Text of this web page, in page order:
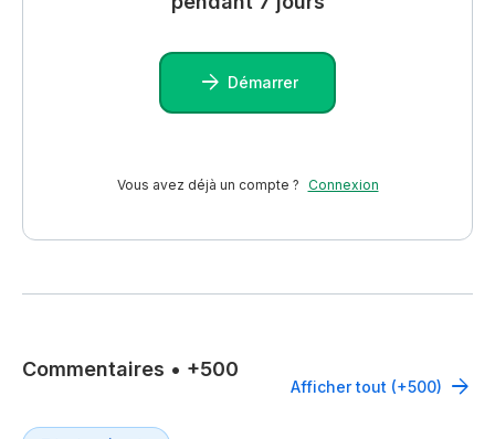
Démarrer
Vous avez déjà un compte ? Connexion
Commentaires • +500
Afficher tout (+500)